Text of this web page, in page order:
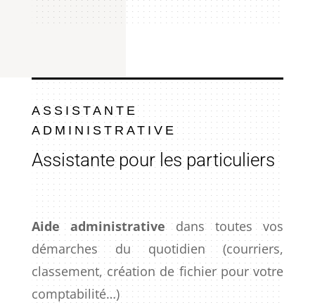
ASSISTANTE
ADMINISTRATIVE
Assistante pour les particuliers
Aide administrativedans toutes vos
démarches du quotidien (courriers,
classement, création de fichier pour votre
comptabilité…)